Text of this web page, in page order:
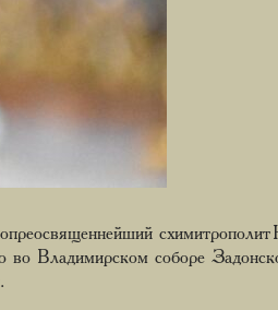
схимитрополит
во Владимирском соборе